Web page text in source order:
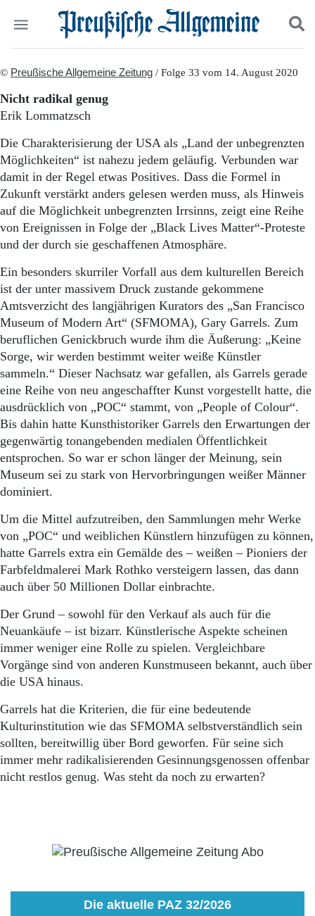
Start
Wer wir sind
Aktuelle Ausgabe
Abonnenten-Login
Abonnent werden
Abo Prämien
Archiv
Mediadaten
Politik
Gesellschaft
Leben
Geschichte
Ostpreußen
Pommern
Berlin-Brandenburg
Schlesien
Danzig und Westpreußen
Kontakt
Impressum
Datenschutz
Suchen und finden
© Preußische Allgemeine Zeitung / Folge 33 vom 14. August 2020
Nicht radikal genug
Erik Lommatzsch
Die Charakterisierung der USA als „Land der unbegrenzten
Möglichkeiten“ ist nahezu jedem geläufig. Verbunden war
damit in der Regel etwas Positives. Dass die Formel in
Zukunft verstärkt anders gelesen werden muss, als Hinweis
auf die Möglichkeit unbegrenzten Irrsinns, zeigt eine Reihe
von Ereignissen in Folge der „Black Lives Matter“-Proteste
und der durch sie geschaffenen Atmosphäre.
Ein besonders skurriler Vorfall aus dem kulturellen Bereich
ist der unter massivem Druck zustande gekommene
Amtsverzicht des langjährigen Kurators des „San Francisco
Museum of Modern Art“ (SFMOMA), Gary Garrels. Zum
beruflichen Genickbruch wurde ihm die Äußerung: „Keine
Sorge, wir werden bestimmt weiter weiße Künstler
sammeln.“ Dieser Nachsatz war gefallen, als Garrels gerade
eine Reihe von neu angeschaffter Kunst vorgestellt hatte, die
ausdrücklich von „POC“ stammt, von „People of Colour“.
Bis dahin hatte Kunsthistoriker Garrels den Erwartungen der
gegenwärtig tonangebenden medialen Öffentlichkeit
entsprochen. So war er schon länger der Meinung, sein
Museum sei zu stark von Hervorbringungen weißer Männer
dominiert.
Um die Mittel aufzutreiben, den Sammlungen mehr Werke
von „POC“ und weiblichen Künstlern hinzufügen zu können,
hatte Garrels extra ein Gemälde des – weißen – Pioniers der
Farbfeldmalerei Mark Rothko versteigern lassen, das dann
auch über 50 Millionen Dollar einbrachte.
Der Grund – sowohl für den Verkauf als auch für die
Neuankäufe – ist bizarr. Künstlerische Aspekte scheinen
immer weniger eine Rolle zu spielen. Vergleichbare
Vorgänge sind von anderen Kunstmuseen bekannt, auch über
die USA hinaus.
Garrels hat die Kriterien, die für eine bedeutende
Kulturinstitution wie das SFMOMA selbstverständlich sein
sollten, bereitwillig über Bord geworfen. Für seine sich
immer mehr radikalisierenden Gesinnungsgenossen offenbar
nicht restlos genug. Was steht da noch zu erwarten?
Die aktuelle PAZ 32/2026